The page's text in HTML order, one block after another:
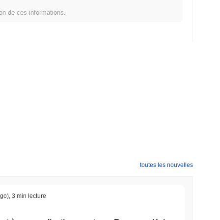
classant #498 mondial par taille de marché. Ce chiffre est
de ces informations.
toutes les nouvelles
3 min lecture